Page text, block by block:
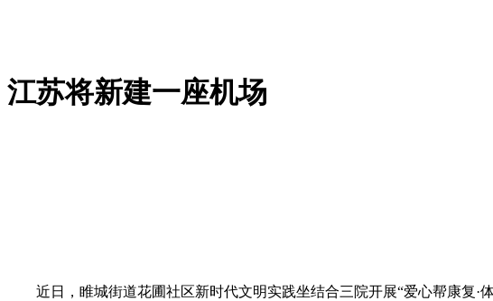
江苏将新建一座机场
近日，睢城街道花圃社区新时代文明实践坐结合三院开展“爱心帮康复·